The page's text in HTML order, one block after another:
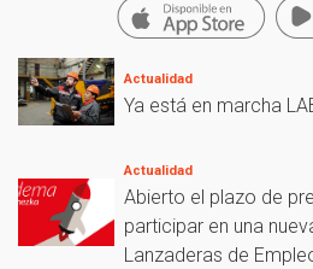
Actualidad
Ya está en marcha
Actualidad
Abierto el plazo de
participar en una
Lanzaderas de